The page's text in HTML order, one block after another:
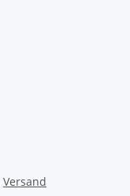
Versand